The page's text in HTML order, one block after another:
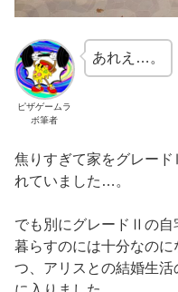
ピザゲームラ
ボ筆者
あれえ…。
焦りすぎて家をグレー
れていました…。
でも別にグレードⅡの自
暮らすのには十分なの
つ、アリスとの結婚生